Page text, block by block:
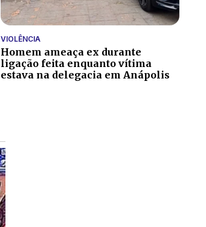
VIOLÊNCIA
Homem ameaça ex durante
ligação feita enquanto vítima
estava na delegacia em Anápolis